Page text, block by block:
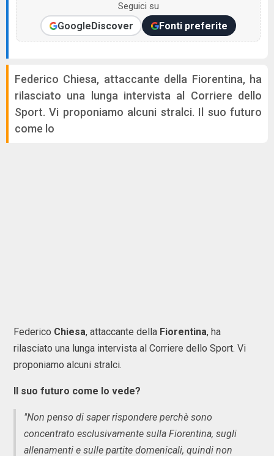
Seguici su
GoogleDiscover Fonti preferite
Federico Chiesa, attaccante della Fiorentina, ha
rilasciato una lunga intervista al Corriere dello
Sport. Vi proponiamo alcuni stralci. Il suo futuro
come lo
Federico Chiesa, attaccante della Fiorentina, ha
rilasciato una lunga intervista al Corriere dello Sport. Vi
proponiamo alcuni stralci.
Il suo futuro come lo vede?
"Non penso di saper rispondere perchè sono
concentrato esclusivamente sulla Fiorentina, sugli
allenamenti e sulle partite domenicali, quindi non